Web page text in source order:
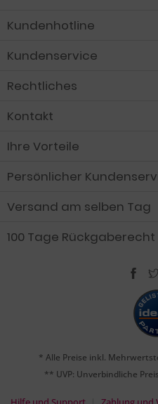
Kundenhotline
Kundenservice
Rechtliches
Kontakt
Ihre Vorteile
Persönlicher
Versand am selben Tag
100 Tage Rückgaberecht
* Alle Preise inkl.
** UVP: Unverbindliche